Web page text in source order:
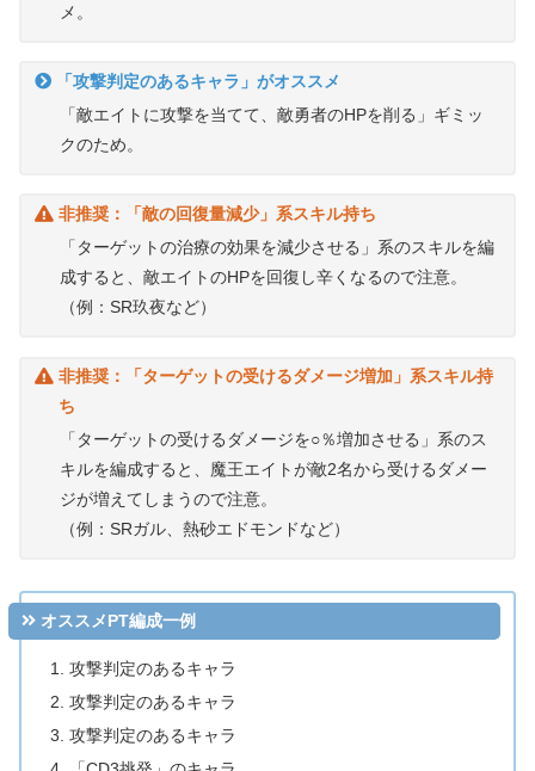
メ。
「攻撃判定のあるキャラ」がオススメ
「敵エイトに攻撃を当てて、敵勇者のHPを削る」ギミッ
クのため。
非推奨：「敵の回復量減少」系スキル持ち
「ターゲットの治療の効果を減少させる」系のスキルを編
成すると、敵エイトのHPを回復し辛くなるので注意。
（例：SR玖夜など）
非推奨：「ターゲットの受けるダメージ増加」系スキル持
ち
「ターゲットの受けるダメージを○％増加させる」系のス
キルを編成すると、魔王エイトが敵2名から受けるダメー
ジが増えてしまうので注意。
（例：SRガル、熱砂エドモンドなど）
オススメPT編成一例
攻撃判定のあるキャラ
攻撃判定のあるキャラ
攻撃判定のあるキャラ